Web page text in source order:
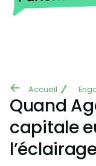
Aller au contenu
Fil
d'Ariane
Accueil
Quand
capitale